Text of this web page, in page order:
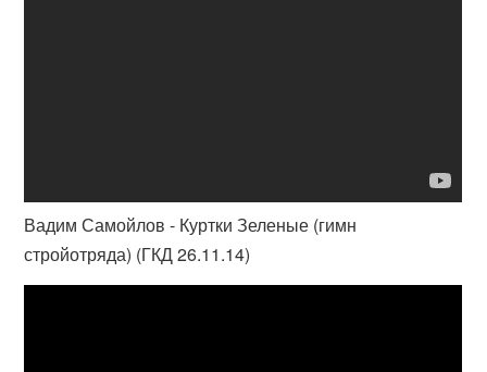
Вадим Самойлов - Куртки Зеленые (гимн
стройотряда) (ГКД 26.11.14)